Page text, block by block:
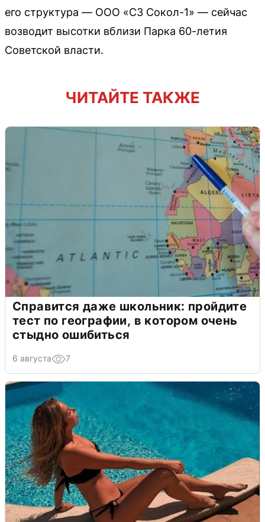
его структура — ООО «СЗ Сокол-1» — сейчас
возводит высотки вблизи Парка 60-летия
Советской власти.
ЧИТАЙТЕ ТАКЖЕ
Справится даже школьник: пройдите
тест по географии, в котором очень
стыдно ошибиться
6 августа 7